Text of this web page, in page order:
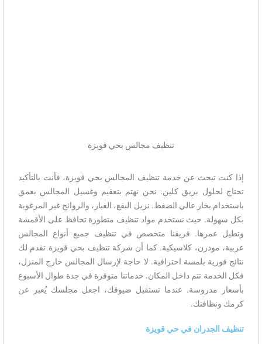
تنظيف مجالس بحي قويزة
إذا كنت تبحث عن خدمة تنظيف المجالس بحي قويزة، فأنت بالتأكيد
تحتاج لحلول بريق كلين. نحن نهتم بتعقيم وغسيل المجالس بعمق
باستخدام بخار عالي الضغط. نزيل البقع، الغبار، والروائح غير المرغوبة
بكل سهولة. حيث نستخدم مواد تنظيف متطورة تحافظ على الأقمشة
وتطيل عمرها. فريقنا متخصص في تنظيف جميع أنواع المجالس
عربية، مودرن، كلاسيكية. كما أن شركة تنظيف بحي قويزة تقدم لك
نتائج فورية بلمسة احترافية. لا حاجة لإرسال المجالس خارج المنزل،
فكل الخدمة تتم داخل المكان. خدماتنا متوفرة في جدة طوال الأسبوع
بأسعار مدروسة. عندما تستقبل ضيوفك، اجعل مجلسك يُعبر عن
كرمك ونظافتك.
تنظيف الجدران في حي قويزة